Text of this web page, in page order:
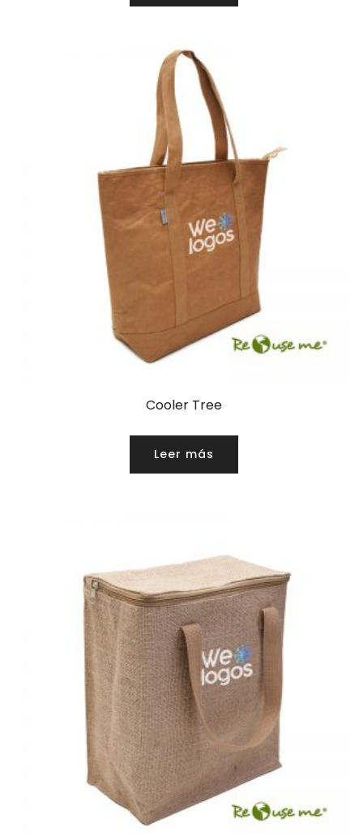
Cooler Tree
Leer más